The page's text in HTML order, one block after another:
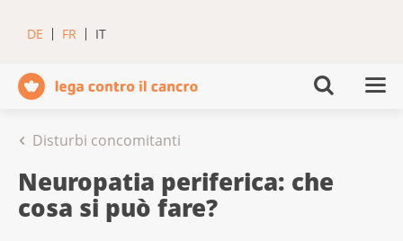
DE FR IT
Disturbi concomitanti
Neuropatia periferica: che
cosa si può fare?